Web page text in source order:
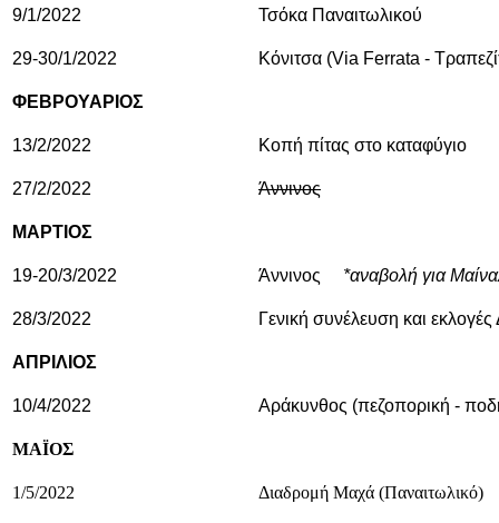
9/1/2022 Τσόκα Παναιτωλικού
29-30/1/2022 Κόνιτσα (Via Ferrata -
ΦΕΒΡΟΥΑΡΙΟΣ
13/2/2022 Κοπή πίτας στο καταφύγιο
27/2/2022 Άννινος
ΜΑΡΤΙΟΣ
19-20/3/2022 Άννινος *αναβολή για
28/3/2022 Γενική συνέλευση και
ΑΠΡΙΛΙΟΣ
10/4/2022 Αράκυνθος (πεζοπορική -
ΜΑΪΟΣ
1/5/2022 Διαδρομή Μαχά (Παναιτωλικό)